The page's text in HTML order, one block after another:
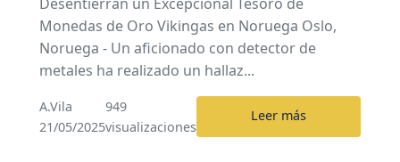
Monedas de Oro Vikingas en Noruega Oslo,
Noruega - Un aficionado con detector de
metales ha realizado un hallaz...
A.Vila
21/05/2025
949
visualizaciones
Leer más